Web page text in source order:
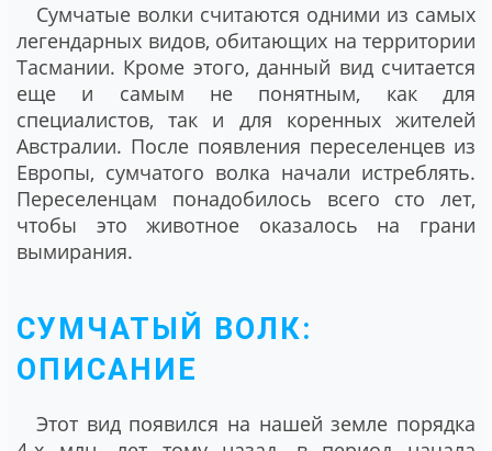
Сумчатые волки считаются одними из самых
легендарных видов, обитающих на территории
Тасмании. Кроме этого, данный вид считается
еще и самым не понятным, как для
специалистов, так и для коренных жителей
Австралии. После появления переселенцев из
Европы, сумчатого волка начали истреблять.
Переселенцам понадобилось всего сто лет,
чтобы это животное оказалось на грани
вымирания.
СУМЧАТЫЙ ВОЛК:
ОПИСАНИЕ
Этот вид появился на нашей земле порядка